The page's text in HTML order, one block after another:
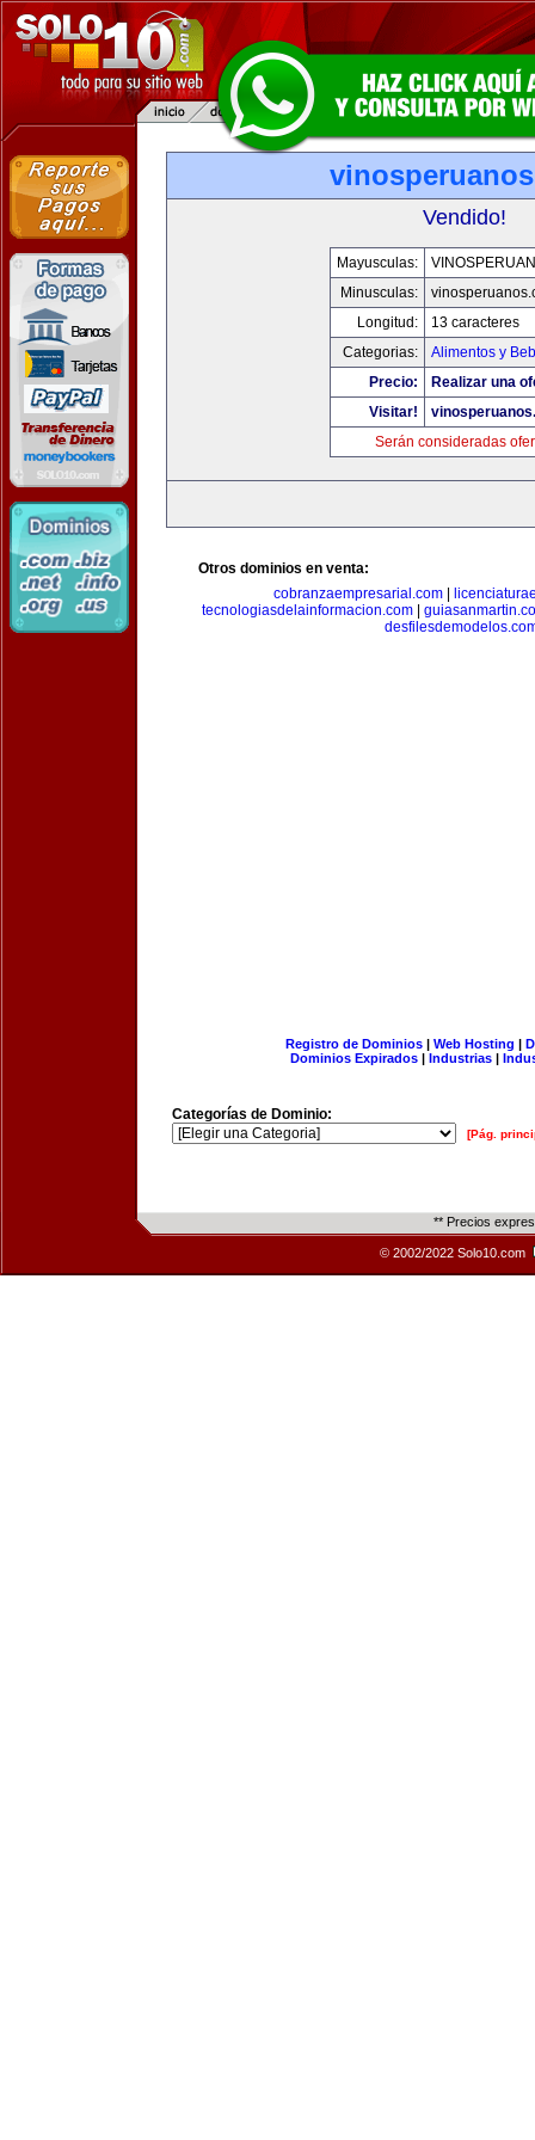
Vendido!
Mayusculas:
Minusculas:
Longitud:
13 caracteres
Categorias:
Alimentos y
Precio:
Realizar una
Visitar!
Serán consideradas
Otros dominios en venta:
cobranzaempresarial.com
tecnologiasdelainformacion.com|
Registro de Dominios| Web Hosting |
Dominios Expirados | Industrias |
Categorías de Dominio:
[Pág.
** Precios
© 2002/2022 Solo10.com